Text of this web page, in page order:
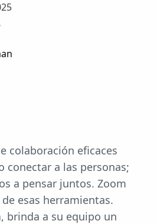
colaboración eficaces
conectar a las personas;
a pensar juntos. Zoom
esas herramientas.
brinda a su equipo un